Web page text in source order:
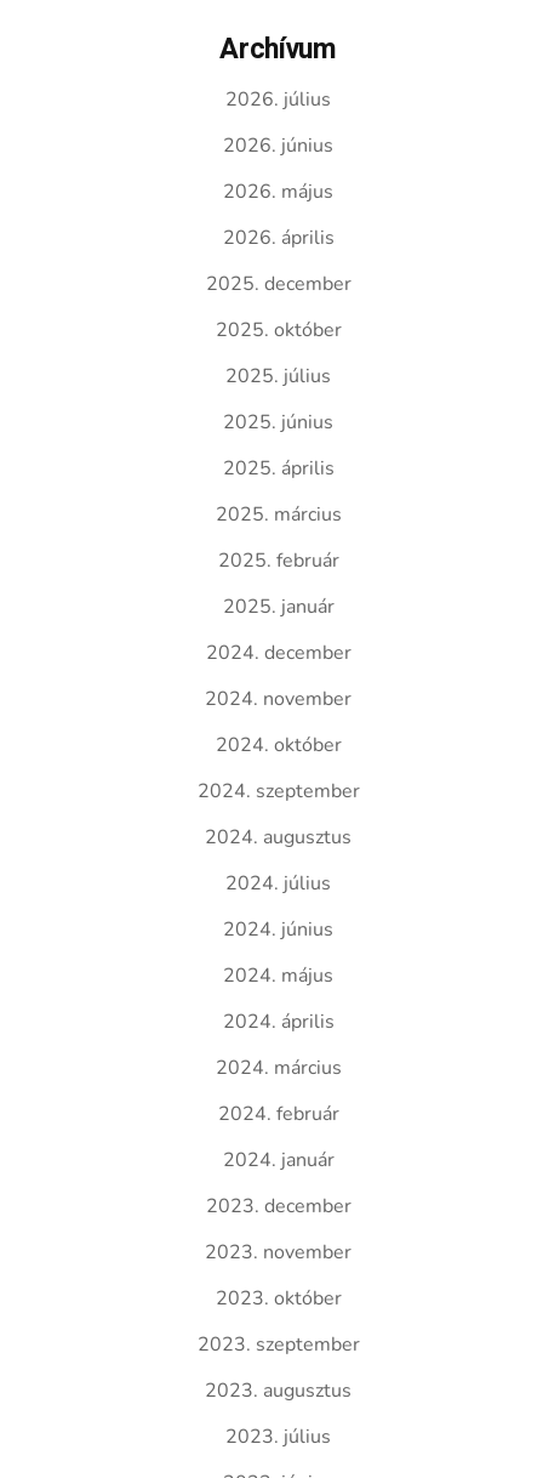
Archívum
2026. július
2026. június
2026. május
2026. április
2025. december
2025. október
2025. július
2025. június
2025. április
2025. március
2025. február
2025. január
2024. december
2024. november
2024. október
2024. szeptember
2024. augusztus
2024. július
2024. június
2024. május
2024. április
2024. március
2024. február
2024. január
2023. december
2023. november
2023. október
2023. szeptember
2023. augusztus
2023. július